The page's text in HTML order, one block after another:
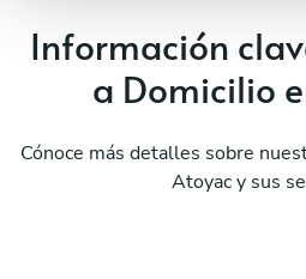
Información
a Domicilio
Cónoce más detalles sobre
Atoyac y sus